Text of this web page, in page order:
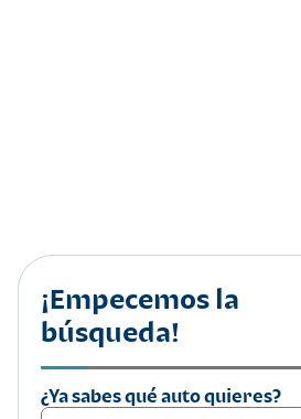
¡Empecemos la
búsqueda!
¿Ya sabes qué auto quieres?